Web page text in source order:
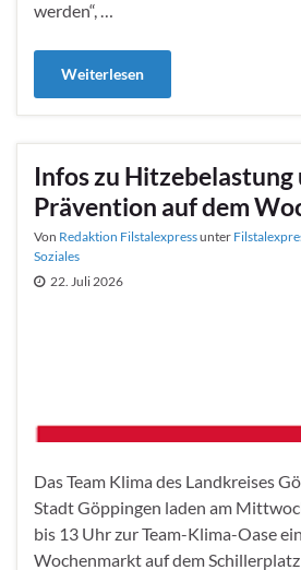
werden“, …
Weiterlesen
Infos zu Hitzebelastung
Prävention auf dem
Von Redaktion Filstalexpressunter
Soziales
22. Juli 2026
Das Team Klima des Landkreises
Stadt Göppingen laden am
bis 13 Uhr zur Team-Klima-Oase
Wochenmarkt auf dem